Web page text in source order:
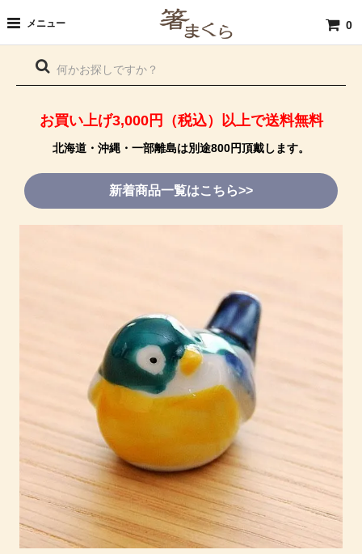
メニュー 0
お買い上げ3,000円（税込）以上で送料無料
北海道・沖縄・一部離島は別途800円頂戴します。
新着商品一覧はこちら>>